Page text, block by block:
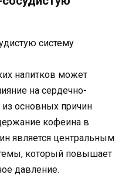
напитков может
на сердечно-
основных причин
кофеина в
является центральным
который повышает
давление.